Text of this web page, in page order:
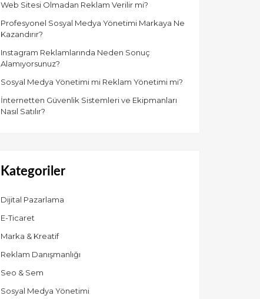
Web Sitesi Olmadan Reklam Verilir mi?
Profesyonel Sosyal Medya Yönetimi Markaya Ne
Kazandırır?
Instagram Reklamlarında Neden Sonuç
Alamıyorsunuz?
Sosyal Medya Yönetimi mi Reklam Yönetimi mi?
İnternetten Güvenlik Sistemleri ve Ekipmanları
Nasıl Satılır?
Kategoriler
Dijital Pazarlama
E-Ticaret
Marka & Kreatif
Reklam Danışmanlığı
Seo & Sem
Sosyal Medya Yönetimi